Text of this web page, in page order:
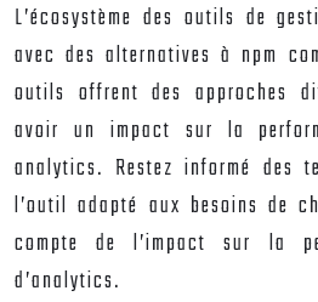
L’écosystème des outils de
avec des alternatives à npm
outils offrent des approches
avoir un impact sur la
analytics. Restez informé des
l’outil adapté aux besoins de
compte de l’impact sur la
d’analytics.